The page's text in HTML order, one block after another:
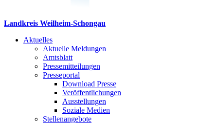
Landkreis Weilheim-Schongau
Aktuelles
Aktuelle Meldungen
Amtsblatt
Pressemitteilungen
Presseportal
Download Presse
Veröffentlichungen
Ausstellungen
Soziale Medien
Stellenangebote